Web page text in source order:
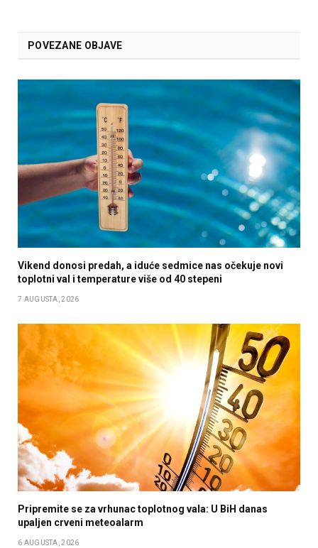
POVEZANE OBJAVE
Vikend donosi predah, a iduće sedmice nas očekuje novi
toplotni val i temperature više od 40 stepeni
7 AUGUSTA, 2026
Pripremite se za vrhunac toplotnog vala: U BiH danas
upaljen crveni meteoalarm
6 AUGUSTA, 2026